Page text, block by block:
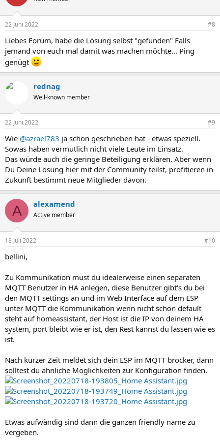
22 Juni 2022 #8
Liebes Forum, habe die Lösung selbst "gefunden" Falls
jemand von euch mal damit was machen möchte... Ping
genügt
rednag
Well-known member
22 Juni 2022 #9
Wie @azrael783 ja schon geschrieben hat - etwas speziell.
Sowas haben vermutlich nicht viele Leute im Einsatz.
Das würde auch die geringe Beteiligung erklären. Aber wenn
Du Deine Lösung hier mit der Community teilst, profitieren in
Zukunft bestimmt neue Mitglieder davon.
A alexamend
Active member
18 Juli 2022 #10
bellini,
Zu Kommunikation must du idealerweise einen separaten
MQTT Benutzer in HA anlegen, diese Benutzer gibt's du bei
den MQTT settings an und im Web Interface auf dem ESP
unter MQTT die Kommunikation wenn nicht schon default
steht auf homeassistant, der Host ist die IP von deinem HA
system, port bleibt wie er ist, den Rest kannst du lassen wie es
ist.
Nach kurzer Zeit meldet sich dein ESP im MQTT brocker, dann
solltest du ähnliche Möglichkeiten zur Konfiguration finden.
Etwas aufwändig sind dann die ganzen friendly name zu
vergeben.